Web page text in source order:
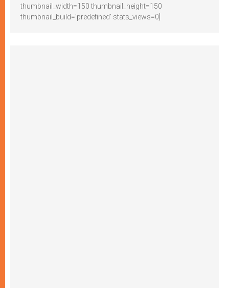
thumbnail_width=150 thumbnail_height=150
thumbnail_build='predefined' stats_views=0]